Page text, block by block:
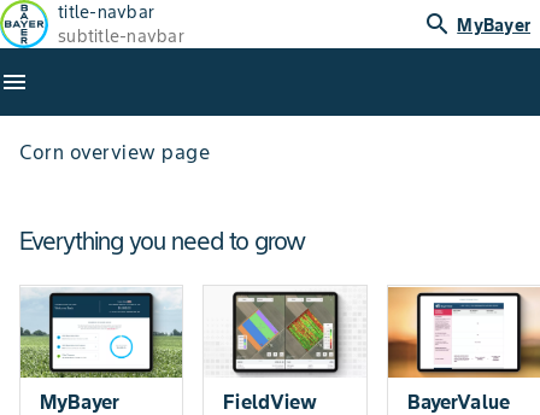
title-navbar
subtitle-navbar
search MyBayer
menu
Corn overview page
Everything you need to grow
MyBayer FieldView
BayerValue